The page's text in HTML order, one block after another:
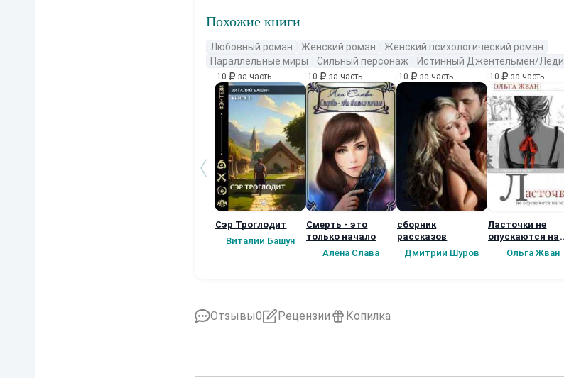
Похожие книги
Любовный роман Женский роман
Женский психологический роман
Параллельные миры
Сильный персонаж Истинный Джентельмен/Леди
10 за часть
Сэр Троглодит
Виталий Башун
10 за часть
Смерть - это
только начало
Алена Слава
10 за часть
сборник
рассказов
Дмитрий Шуров
10 за часть
Ласточки не
опускаются на
землюОльга Жван
Отзывы0 Рецензии Копилка